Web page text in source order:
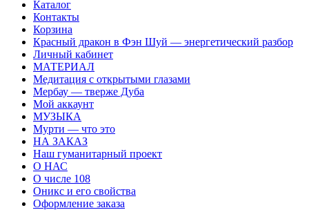
Каталог
Контакты
Корзина
Красный дракон в Фэн Шуй — энергетический разбор
Личный кабинет
МАТЕРИАЛ
Медитация с открытыми глазами
Мербау — тверже Дуба
Мой аккаунт
МУЗЫКА
Мурти — что это
НА ЗАКАЗ
Наш гуманитарный проект
О НАС
О числе 108
Оникс и его свойства
Оформление заказа